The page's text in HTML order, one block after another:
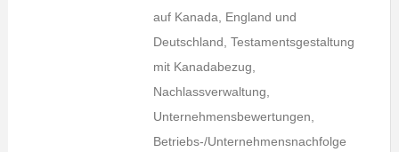
auf Kanada, England und
Deutschland, Testamentsgestaltung
mit Kanadabezug,
Nachlassverwaltung,
Unternehmensbewertungen,
Betriebs-/Unternehmensnachfolge